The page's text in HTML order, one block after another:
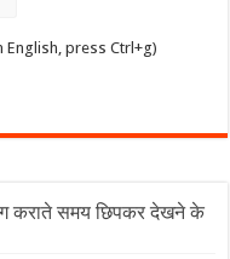
press Ctrl+g)
कराते समय छिपकर देखने के